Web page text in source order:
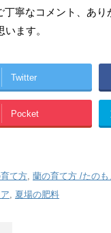
丁寧なコメント、あ
ます。
Twitter
Pocket
て方, 蘭の育て方 /たの
, 夏場の肥料